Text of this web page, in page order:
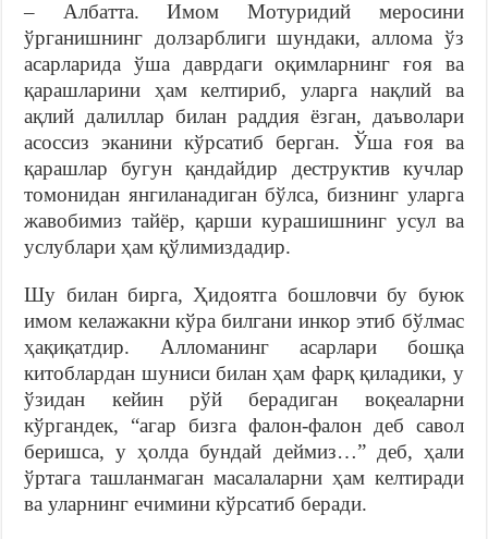
– Албатта. Имом Мотуридий меросини
ўрганишнинг долзарблиги шундаки, аллома ўз
асарларида ўша даврдаги оқимларнинг ғоя ва
қарашларини ҳам келтириб, уларга нақлий ва
ақлий далиллар билан раддия ёзган, даъволари
асоссиз эканини кўрсатиб берган. Ўша ғоя ва
қарашлар бугун қандайдир деструктив кучлар
томонидан янгиланадиган бўлса, бизнинг уларга
жавобимиз тайёр, қарши курашишнинг усул ва
услублари ҳам қўлимиздадир.
Шу билан бирга, Ҳидоятга бошловчи бу буюк
имом келажакни кўра билгани инкор этиб бўлмас
ҳақиқатдир. Алломанинг асарлари бошқа
китоблардан шуниси билан ҳам фарқ қиладики, у
ўзидан кейин рўй берадиган воқеаларни
кўргандек, “агар бизга фалон-фалон деб савол
беришса, у ҳолда бундай деймиз…” деб, ҳали
ўртага ташланмаган масалаларни ҳам келтиради
ва уларнинг ечимини кўрсатиб беради.